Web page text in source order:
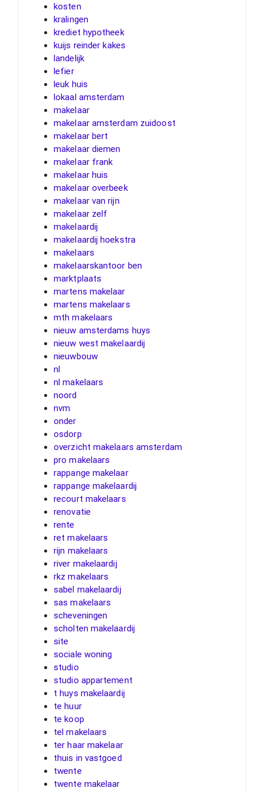
kosten
kralingen
krediet hypotheek
kuijs reinder kakes
landelijk
lefier
leuk huis
lokaal amsterdam
makelaar
makelaar amsterdam zuidoost
makelaar bert
makelaar diemen
makelaar frank
makelaar huis
makelaar overbeek
makelaar van rijn
makelaar zelf
makelaardij
makelaardij hoekstra
makelaars
makelaarskantoor ben
marktplaats
martens makelaar
martens makelaars
mth makelaars
nieuw amsterdams huys
nieuw west makelaardij
nieuwbouw
nl
nl makelaars
noord
nvm
onder
osdorp
overzicht makelaars amsterdam
pro makelaars
rappange makelaar
rappange makelaardij
recourt makelaars
renovatie
rente
ret makelaars
rijn makelaars
river makelaardij
rkz makelaars
sabel makelaardij
sas makelaars
scheveningen
scholten makelaardij
site
sociale woning
studio
studio appartement
t huys makelaardij
te huur
te koop
tel makelaars
ter haar makelaar
thuis in vastgoed
twente
twente makelaar